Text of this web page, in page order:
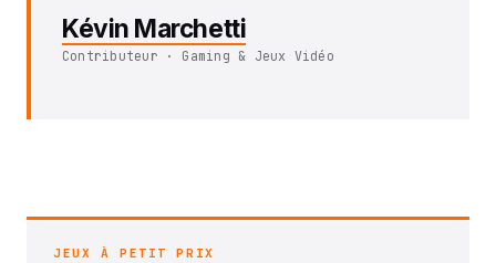
Kévin Marchetti
Contributeur · Gaming & Jeux Vidéo
JEUX À PETIT PRIX